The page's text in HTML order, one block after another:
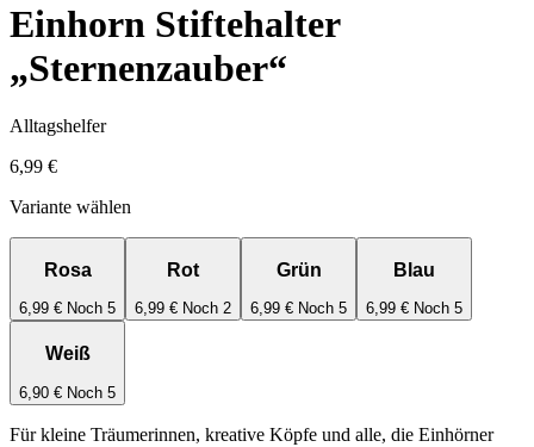
Einhorn Stiftehalter
„Sternenzauber“
Alltagshelfer
6,99 €
Variante wählen
Rosa
6,99 € Noch 5
Rot
6,99 € Noch 2
Grün
6,99 € Noch 5
Blau
6,99 € Noch 5
Weiß
6,90 € Noch 5
Für kleine Träumerinnen, kreative Köpfe und alle, die Einhörner